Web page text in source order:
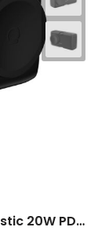
Urban Vitamin San Diego RCS rplastic 20W PD powerbank